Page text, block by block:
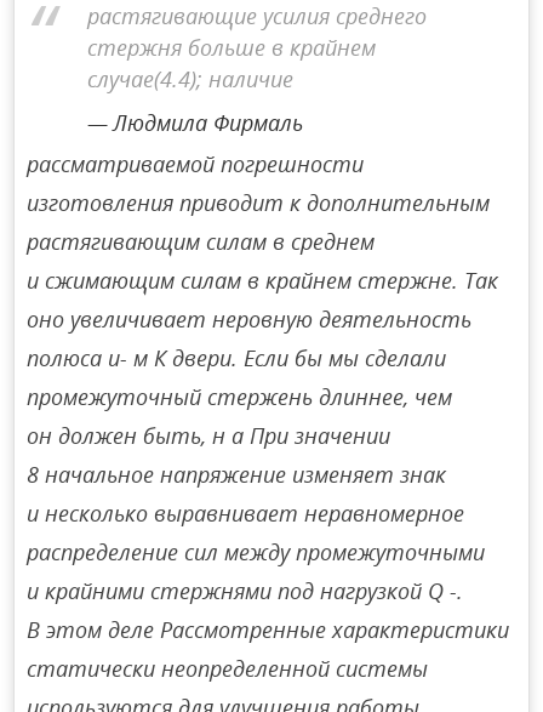
растягивающие усилия среднего
стержня больше в крайнем
случае(4.4); наличие
Людмила Фирмаль
рассматриваемой погрешности
изготовления приводит к дополнительным
растягивающим силам в среднем
и сжимающим силам в крайнем стержне. Так
оно увеличивает неровную деятельность
полюса и- м К двери. Если бы мы сделали
промежуточный стержень длиннее, чем
он должен быть, н а При значении
8 начальное напряжение изменяет знак
и несколько выравнивает неравномерное
распределение сил между промежуточными
и крайними стержнями под нагрузкой Q -.
В этом деле Рассмотренные характеристики
статически неопределенной системы